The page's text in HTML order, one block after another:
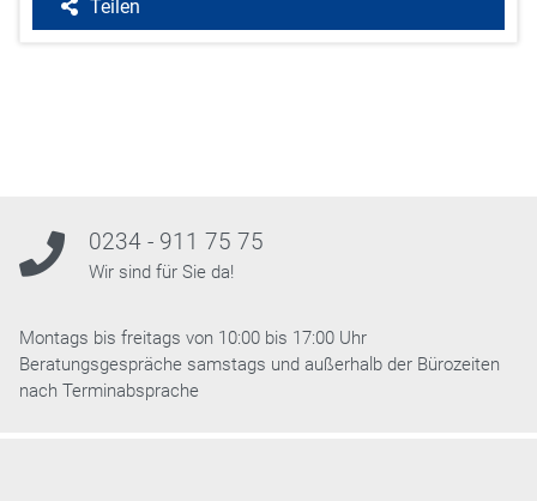
Teilen
0234 - 911 75 75
Wir sind für Sie da!
Montags bis freitags von 10:00 bis 17:00 Uhr
Beratungsgespräche samstags und außerhalb der Bürozeiten
nach Terminabsprache